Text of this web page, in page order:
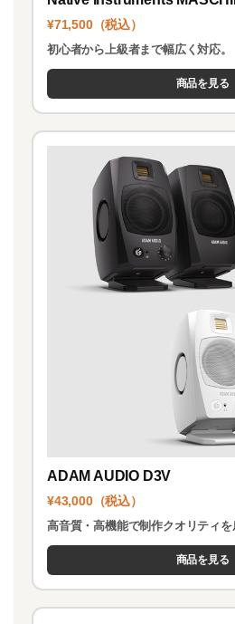
¥71,500（税込）
初心者から上級者まで幅広く対応。
商品を見る
ADAM AUDIO D3V
¥43,000（税込）
高音質・高機能で制作クオリティを
商品を見る